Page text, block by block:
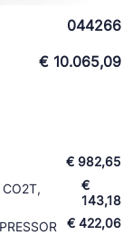
044266
€ 10.065,09
€ 982,65
€
143,18
€ 422,06